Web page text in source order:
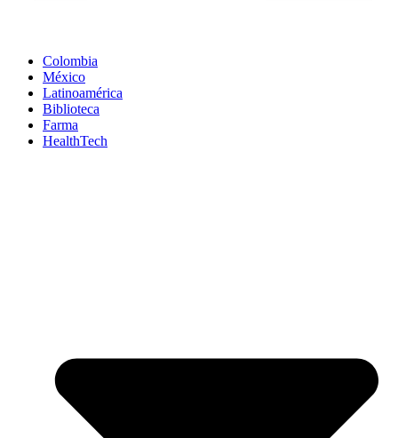
Colombia
México
Latinoamérica
Biblioteca
Farma
HealthTech